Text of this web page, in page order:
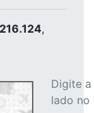
,
Digite
lado no